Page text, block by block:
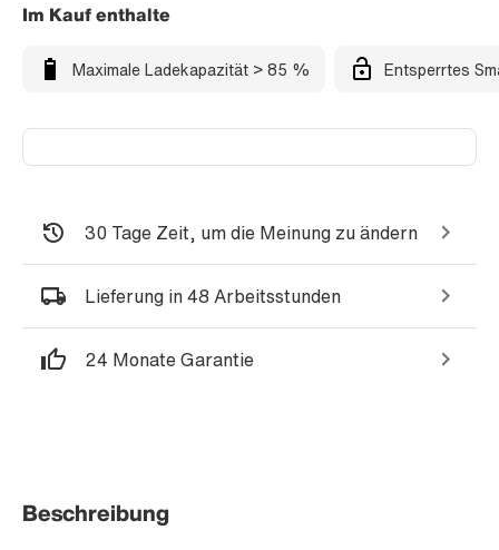
Im Kauf enthalte
Maximale Ladekapazität > 85 % Entsperrtes
30 Tage Zeit, um die Meinung zu ändern
Lieferung in 48 Arbeitsstunden
24 Monate Garantie
Beschreibung